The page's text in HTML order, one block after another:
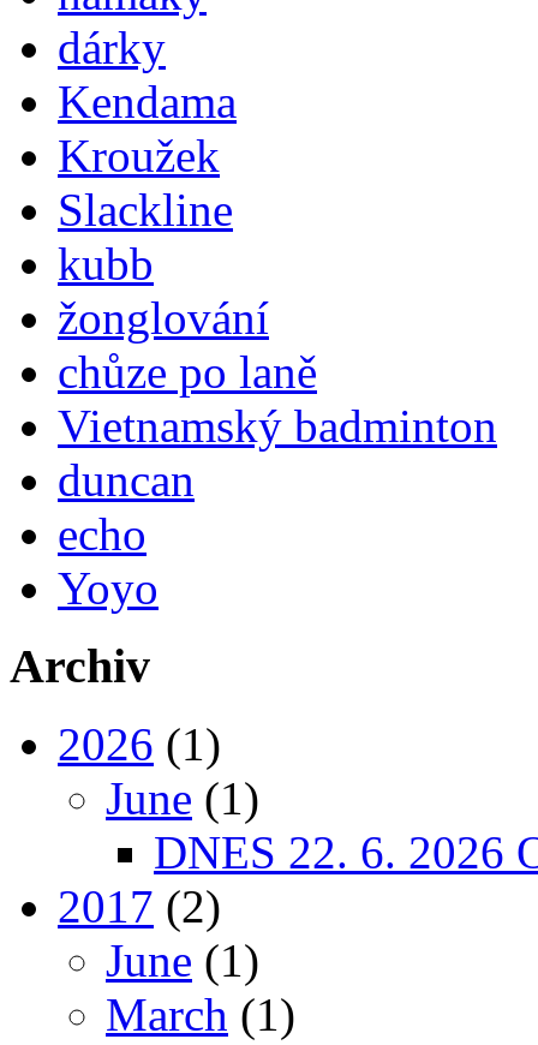
dárky
Kendama
Kroužek
Slackline
kubb
žonglování
chůze po laně
Vietnamský badminton
duncan
echo
Yoyo
Archiv
2026 (1)
June (1)
DNES 22. 6. 2026
2017 (2)
June (1)
March (1)